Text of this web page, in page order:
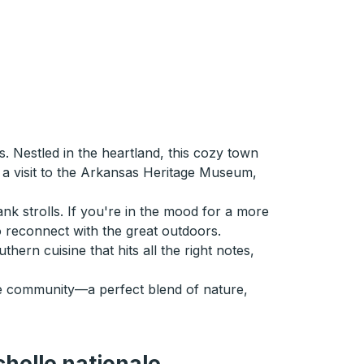
Nestled in the heartland, this cozy town
visit to the Arkansas Heritage Museum,
strolls. If you're in the mood for a more
with the great outdoors.
cuisine that hits all the right notes,
community—a perfect blend of nature,